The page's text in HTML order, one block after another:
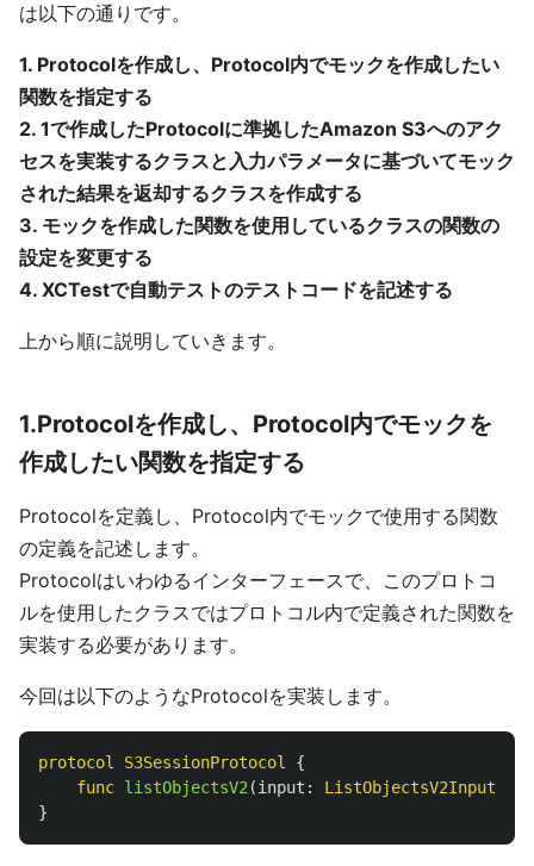
は以下の通りです。
1. Protocolを作成し、Protocol内でモックを作成したい
関数を指定する
2. 1で作成したProtocolに準拠したAmazon S3へのアク
セスを実装するクラスと入力パラメータに基づいてモック
された結果を返却するクラスを作成する
3. モックを作成した関数を使用しているクラスの関数の
設定を変更する
4. XCTestで自動テストのテストコードを記述する
上から順に説明していきます。
1.Protocolを作成し、Protocol内でモックを
作成したい関数を指定する
Protocolを定義し、Protocol内でモックで使用する関数
の定義を記述します。
Protocolはいわゆるインターフェースで、このプロトコ
ルを使用したクラスではプロトコル内で定義された関数を
実装する必要があります。
今回は以下のようなProtocolを実装します。
protocol S3SessionProtocol
{
func listObjectsV2 (input : ListObjectsV2Input
}